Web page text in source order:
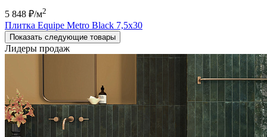
5 848 ₽/м2
Плитка Equipe Metro Black 7,5x30
Показать следующие товары
Лидеры продаж